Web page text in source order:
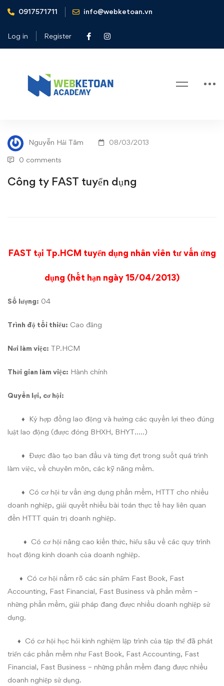
0917571711 info@webketoan.vn
Log in Register
Home Tin tức - Sự kiện Công ty FAST tuyển dụng
Blog
ty
FAST
tuyển
Nguyễn Hải Tâm 08/03/2013
0 comments
Công ty FAST tuyển dụng
FAST tại Tp.HCM tuyển dụng nhân viên tư vấn ứng
dụng (hết hạn ngày 15/04/2013)
Số lượng: 04
Trình độ tối thiểu: Cao đẳng
Nơi làm việc: TP.HCM
Thời gian làm việc: Hành chính
Quyền lợi, cơ hội:
♦ Ký hợp đồng lao động và hưởng các quyền lợi theo đúng
luật lao động (được đóng BHXH, BHYT…..)
♦ Được đào tạo ban đầu và từng đợt trong suốt quá trình
làm việc, về chuyên môn, các kỹ năng mềm.
♦ Có cơ hội tư vấn ứng dụng phần mềm, HTTT cho nhiều
doanh nghiệp, giải quyết nhiều bài toán thực tế hay liên quan
đến HTTT quản trị doanh nghiệp.
♦ Có cơ hội nâng cao kiến thức, hiểu sâu về các quy trình
hoạt động kinh doanh của doanh nghiệp.
♦ Có cơ hội nắm rõ các sản phẩm Fast Book, Fast
Accounting, Fast Financial, Fast Business và phần mềm –
những phần mềm, giải pháp đang được nhiều doanh nghiệp sử
dụng.
♦ Có cơ hội học hỏi kinh nghiệm lập trình của tập thể đã phát
triển các phần mềm như Fast Book, Fast Accounting, Fast
Financial, Fast Business – những phần mềm đang được nhiều
doanh nghiệp sử dụng.